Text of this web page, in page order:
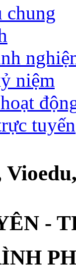
chung
niệm
tuyến
-